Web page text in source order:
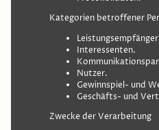
Kategorien betroffener
Interessenten.
Nutzer.
Gewinnspiel- und
Geschäfts- und
Zwecke der Verarbeitung